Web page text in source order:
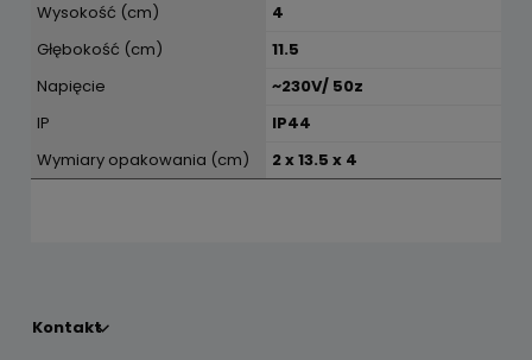
Wysokość (cm)
4
Głębokość (cm)
11.5
Napięcie
~230V/ 50z
IP
IP44
Wymiary opakowania (cm)
2 x 13.5 x 4
Kontakt